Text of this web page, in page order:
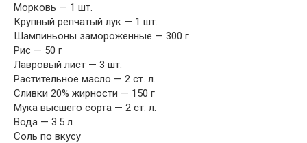
Морковь — 1 шт.
Крупный репчатый лук — 1 шт.
Шампиньоны замороженные — 300 г
Рис — 50 г
Лавровый лист — 3 шт.
Растительное масло — 2 ст. л.
Сливки 20% жирности — 150 г
Мука высшего сорта — 2 ст. л.
Вода — 3.5 л
Соль по вкусу